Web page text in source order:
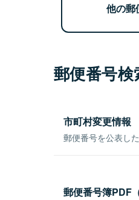
他の郵
郵便番号
市町村変更情報
郵便番号を公表し
郵便番号簿PDF